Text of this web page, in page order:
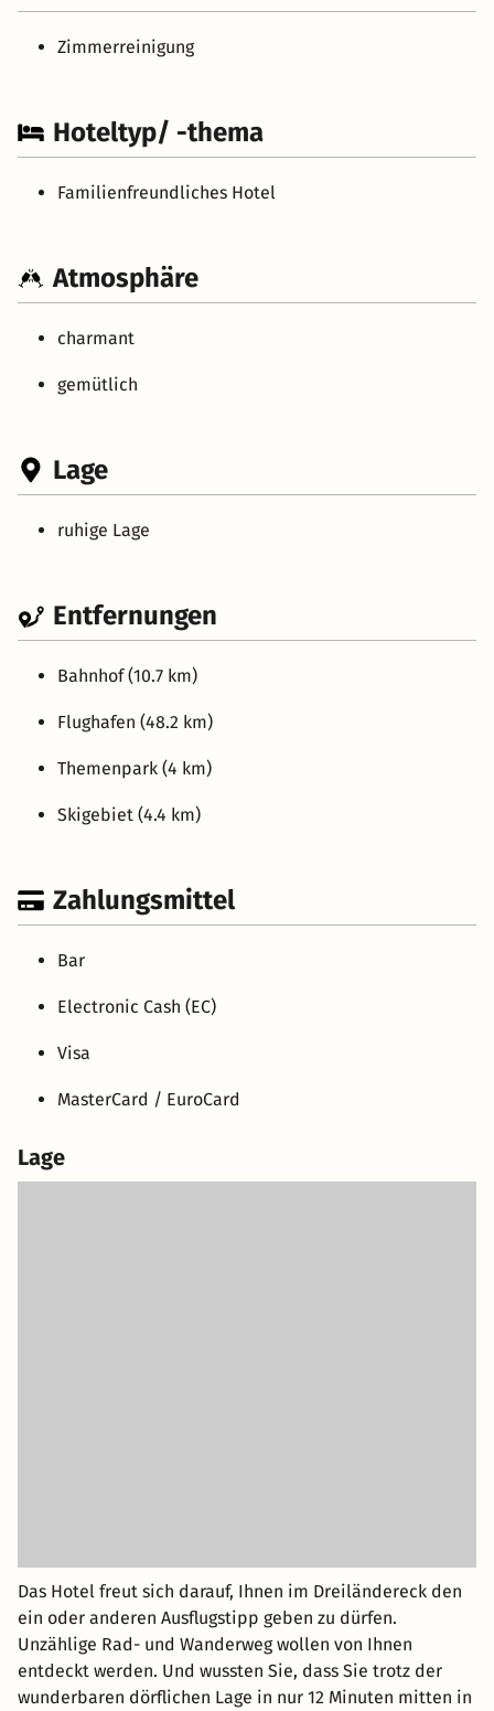
Zimmerreinigung
Hoteltyp/ -thema
Familienfreundliches Hotel
Atmosphäre
charmant
gemütlich
Lage
ruhige Lage
Entfernungen
Bahnhof (10.7 km)
Flughafen (48.2 km)
Themenpark (4 km)
Skigebiet (4.4 km)
Zahlungsmittel
Bar
Electronic Cash (EC)
Visa
MasterCard / EuroCard
Lage
Das Hotel freut sich darauf, Ihnen im Dreiländereck den
ein oder anderen Ausflugstipp geben zu dürfen.
Unzählige Rad- und Wanderweg wollen von Ihnen
entdeckt werden. Und wussten Sie, dass Sie trotz der
wunderbaren dörflichen Lage in nur 12 Minuten mitten in